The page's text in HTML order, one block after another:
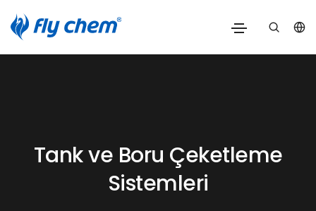
Tank ve Boru Çeketleme
Sistemleri